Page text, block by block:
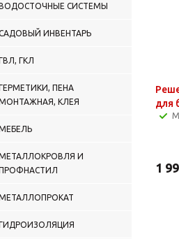
СИСТЕМЫ
ИНВЕНТАРЬ
ГКЛ
ПЕНА
КЛЕЯ
И
для
1